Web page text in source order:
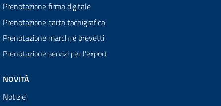
Prenotazione firma digitale
Prenotazione carta tachigrafica
Prenotazione marchi e brevetti
Prenotazione servizi per l'export
NOVITÀ
Notizie